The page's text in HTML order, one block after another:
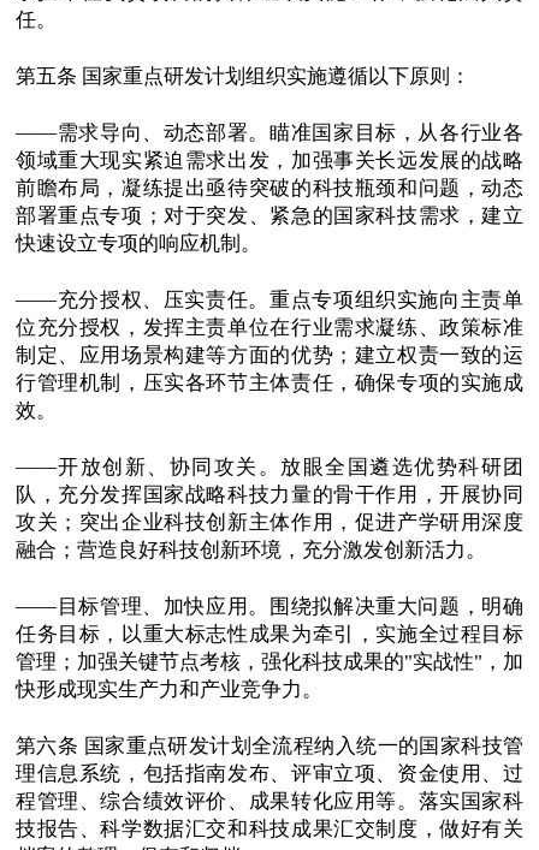
任。
第五条 国家重点研发计划组织实施遵循以下原则：
——需求导向、动态部署。瞄准国家目标，从各行业各
领域重大现实紧迫需求出发，加强事关长远发展的战略
前瞻布局，凝练提出亟待突破的科技瓶颈和问题，动态
部署重点专项；对于突发、紧急的国家科技需求，建立
快速设立专项的响应机制。
——充分授权、压实责任。重点专项组织实施向主责单
位充分授权，发挥主责单位在行业需求凝练、政策标准
制定、应用场景构建等方面的优势；建立权责一致的运
行管理机制，压实各环节主体责任，确保专项的实施成
效。
——开放创新、协同攻关。放眼全国遴选优势科研团
队，充分发挥国家战略科技力量的骨干作用，开展协同
攻关；突出企业科技创新主体作用，促进产学研用深度
融合；营造良好科技创新环境，充分激发创新活力。
——目标管理、加快应用。围绕拟解决重大问题，明确
任务目标，以重大标志性成果为牵引，实施全过程目标
管理；加强关键节点考核，强化科技成果的"实战性"，加
快形成现实生产力和产业竞争力。
第六条 国家重点研发计划全流程纳入统一的国家科技管
理信息系统，包括指南发布、评审立项、资金使用、过
程管理、综合绩效评价、成果转化应用等。落实国家科
技报告、科学数据汇交和科技成果汇交制度，做好有关